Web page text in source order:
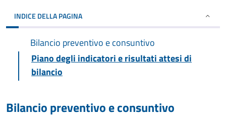
INDICE DELLA PAGINA
Bilancio preventivo e consuntivo
Piano degli indicatori e risultati attesi di
bilancio
Bilancio preventivo e consuntivo